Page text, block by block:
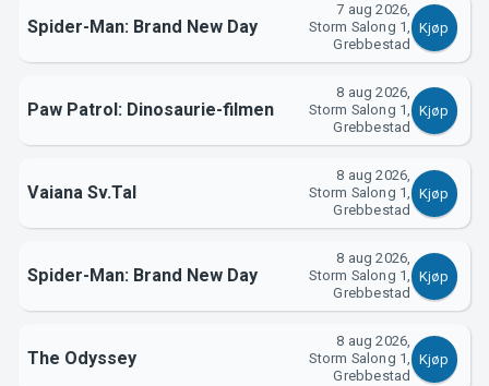
Om Tickster
Spider-Man: Brand New Day
7 aug 2026,
Storm Salong 1,
Grebbestad
Kjøp
Paw Patrol: Dinosaurie-filmen
8 aug 2026,
Storm Salong 1,
Grebbestad
Kjøp
Vaiana Sv.Tal
8 aug 2026,
Storm Salong 1,
Grebbestad
Kjøp
Spider-Man: Brand New Day
8 aug 2026,
Storm Salong 1,
Grebbestad
Kjøp
The Odyssey
8 aug 2026,
Storm Salong 1,
Grebbestad
Kjøp